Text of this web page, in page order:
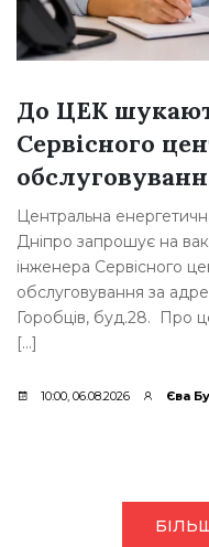
До ЦЕК
Сервісного
Центральна
Дніпро запрошує на
інженера Сервісного
обслуговування за
Горобців, буд.28. Про
[…]
10:00, 06.08.2026 Єва